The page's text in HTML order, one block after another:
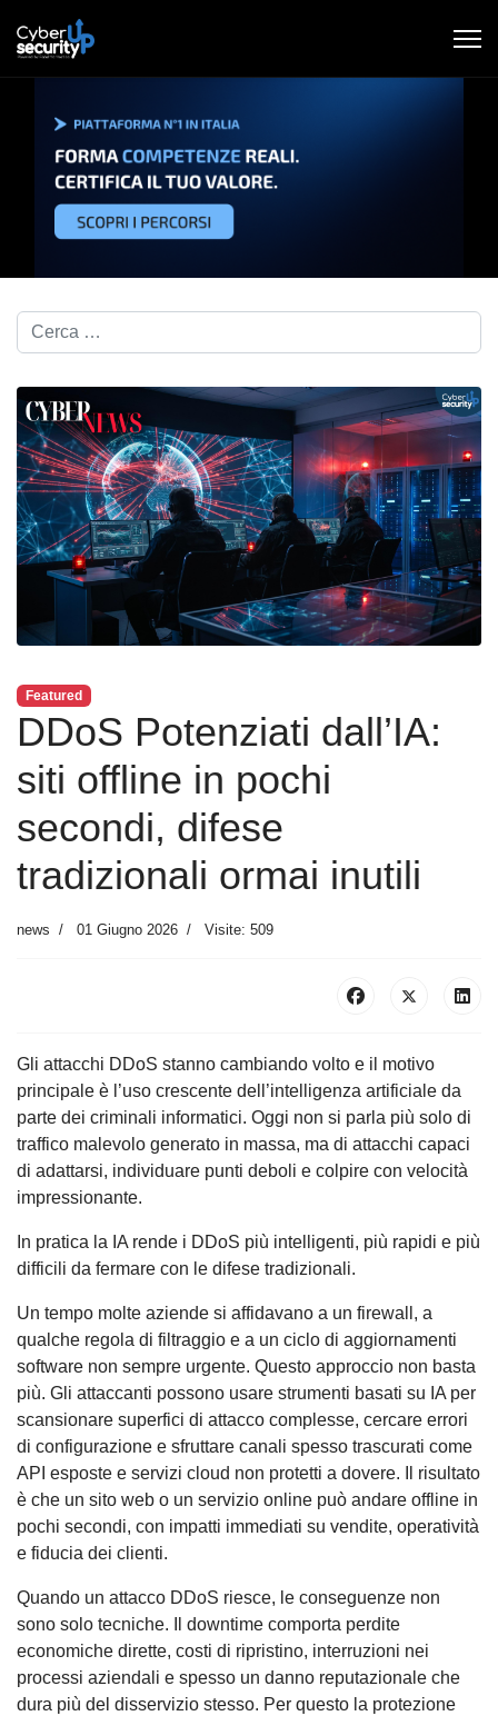
Cerca nel blog...
Featured
DDoS Potenziati dall’IA:
siti offline in pochi
secondi, difese
tradizionali ormai inutili
news 01 Giugno 2026 Visite: 509
Gli attacchi DDoS stanno cambiando volto e il motivo
principale è l’uso crescente dell’intelligenza artificiale da
parte dei criminali informatici. Oggi non si parla più solo di
traffico malevolo generato in massa, ma di attacchi capaci
di adattarsi, individuare punti deboli e colpire con velocità
impressionante.
In pratica la IA rende i DDoS più intelligenti, più rapidi e più
difficili da fermare con le difese tradizionali.
Un tempo molte aziende si affidavano a un firewall, a
qualche regola di filtraggio e a un ciclo di aggiornamenti
software non sempre urgente. Questo approccio non basta
più. Gli attaccanti possono usare strumenti basati su IA per
scansionare superfici di attacco complesse, cercare errori
di configurazione e sfruttare canali spesso trascurati come
API esposte e servizi cloud non protetti a dovere. Il risultato
è che un sito web o un servizio online può andare offline in
pochi secondi, con impatti immediati su vendite, operatività
e fiducia dei clienti.
Quando un attacco DDoS riesce, le conseguenze non
sono solo tecniche. Il downtime comporta perdite
economiche dirette, costi di ripristino, interruzioni nei
processi aziendali e spesso un danno reputazionale che
dura più del disservizio stesso. Per questo la protezione